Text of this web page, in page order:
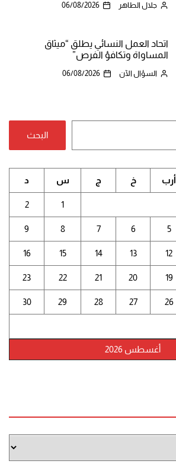
جلال الطاهر 06/08/2026
اتحاد العمل النسائي يطلق “ميثاق
المساواة وتكافؤ الفرص”
السؤال الآن 06/08/2026
البحث
أغسطس 2026
أرب خ ج س د
1
2
5
6
7
8
9
12
13
14
15
16
19
20
21
22
23
26
27
28
29
30